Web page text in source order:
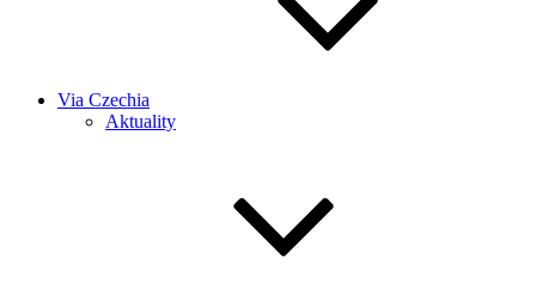
Via Czechia
Aktuality